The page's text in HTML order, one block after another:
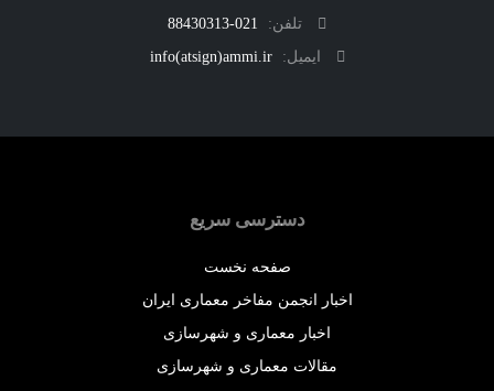
تلفن:
021-88430313
ایمیل:
info(atsign)ammi.ir
دسترسی سریع
صفحه نخست
اخبار انجمن مفاخر معماری ایران
اخبار معماری و شهرسازی
مقالات معماری و شهرسازی